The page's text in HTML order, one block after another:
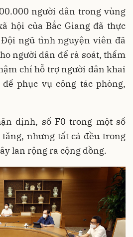
người dân trong vùng
hội của Bắc Giang đã thực
ngũ tình nguyện viên đã
người dân để rà soát, thẩm
chí hỗ trợ người dân khai
phục vụ công tác phòng,
định, số F0 trong một số
nhưng tất cả đều trong
lan rộng ra cộng đồng.